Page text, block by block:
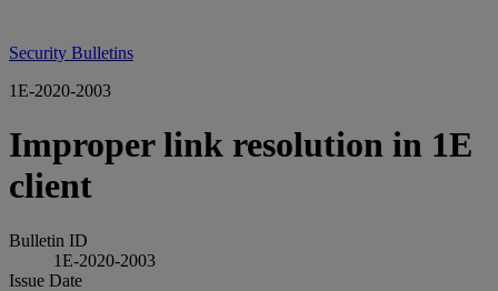
Security Bulletins
1E-2020-2003
Improper link resolution in 1E
client
Bulletin ID
1E-2020-2003
Issue Date